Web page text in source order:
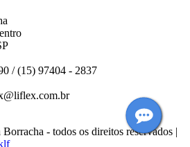
/ (15) 97404 - 2837
- todos os direitos reservados |